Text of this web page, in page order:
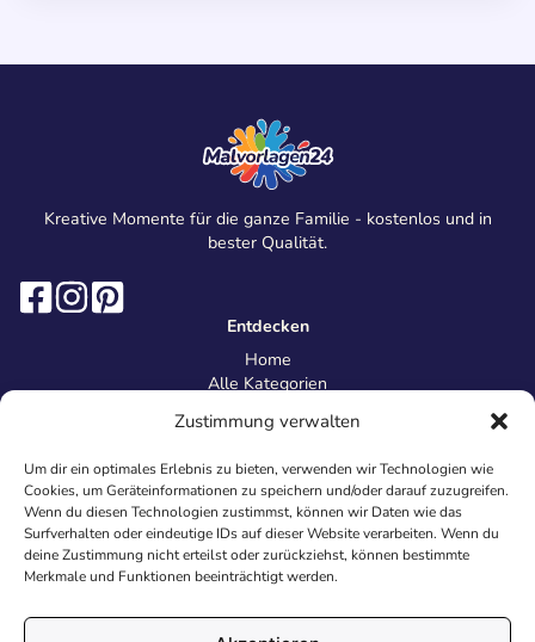
Zustimmung verwalten
Um dir ein optimales Erlebnis zu bieten, verwenden wir Technologien wie
Cookies, um Geräteinformationen zu speichern und/oder darauf zuzugreifen.
Wenn du diesen Technologien zustimmst, können wir Daten wie das
Surfverhalten oder eindeutige IDs auf dieser Website verarbeiten. Wenn du
deine Zustimmung nicht erteilst oder zurückziehst, können bestimmte
Merkmale und Funktionen beeinträchtigt werden.
Kreative Momente für die ganze Familie - kostenlos und in
bester Qualität.
Entdecken
Home
Alle Kategorien
Information
Über uns
Kontakt
Inhaltsrichtlinien
Recht & Datenschutz
Impressum
AGB